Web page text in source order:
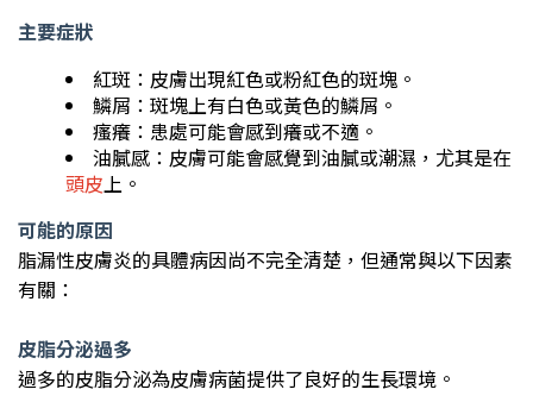
主要症狀
紅斑：皮膚出現紅色或粉紅色的斑塊。
鱗屑：斑塊上有白色或黃色的鱗屑。
瘙癢：患處可能會感到癢或不適。
油膩感：皮膚可能會感覺到油膩或潮濕，尤其是在
頭皮上。
可能的原因
脂漏性皮膚炎的具體病因尚不完全清楚，但通常與以下因素
有關：
皮脂分泌過多
過多的皮脂分泌為皮膚病菌提供了良好的生長環境。